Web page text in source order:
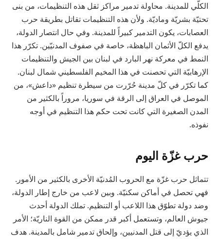
الكلّي للمدينة. محاولة تدمير مراكز ثقل هذه التنظيمات، من بنى
تحتيّة بشريّة وماديّة. ولأن هذه التنظيمات تقاتل بطريقة حرب
العصابات، يكون التدمير كبيراً للمدينة. وفي حال انتصار الدولة،
يدفع الكلّ الأثمان الباهظة، خاصة في صفوف المدنيّين. تكرّر هذا
النمط في معركة نهر البارد في لبنان بين الجيش والتنظيمات
الإرهابيّة التي تحصنت في هذا المخيم الفلسطيني شمال لبنان.
كما تكرّر في كلّ مدينة حُرّرت من سيطرة تنظيم «داعش»، من
الموصل في العراق إلى الرقة في سوريا، مروراً بالكثير من
المدن الصغيرة التي كانت تحت حكم هذا التنظيم في أوجه
نفوذه.
حرب غزّة اليوم
تتماثل حرب غزّة مع الحروب المُدنيّة الأخرى بالكثير من الأمور.
فهي تحصل في أماكن سكنيّة. وبين لاعب من خارج إطار الدولة،
وضد دولة تطوّق هذا اللاعب أو التنظيم. تملك الدولة أحدث
جيوش العالم، وتستعمل أكبر قدر ممكن من القوة الناريّة؛ الأمر
الذي يؤديّ إلى قتل المدنيين، وإلحاق تدمير شامل بالمدينة. هدف